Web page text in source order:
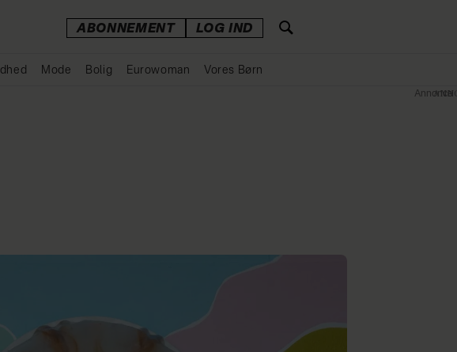
ABONNEMENT LOG IND
Mode Bolig Eurowoman Vores Børn
Annonce